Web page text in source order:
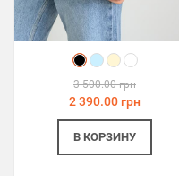
3 500.00 грн
2 390.00 грн
В КОРЗИНУ